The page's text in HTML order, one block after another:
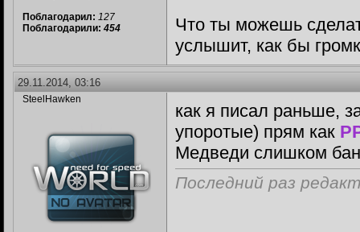
Поблагодарил: 127
Поблагодарили: 454
Что ты можешь
услышит, как бы
29.11.2014, 03:16
SteelHawken
как я писал раньше,
упоротые) прям как
Медведи слишком
Последний раз